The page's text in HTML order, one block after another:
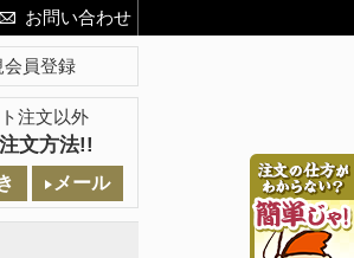
お問い合わせ
会員登録
注文以外
文方法!!
メール